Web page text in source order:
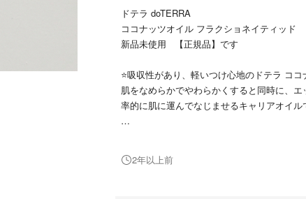
ドテラ doTERRA
ココナッツオイル フラクショネイティッド
新品未使用 【正規品】です
⭐️吸収性があり、軽いつけ心地のドテラ ココ
肌をなめらかでやわらかくすると同時に、
率的に肌に運んでなじませるキャリアオイル
オイルを運ぶ、自然の素材だけを使った理想
2年以上前